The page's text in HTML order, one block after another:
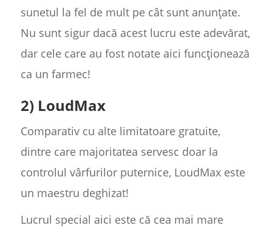
sunetul la fel de mult pe cât sunt anunțate.
Nu sunt sigur dacă acest lucru este adevărat,
dar cele care au fost notate aici funcționează
ca un farmec!
2) LoudMax
Comparativ cu alte limitatoare gratuite,
dintre care majoritatea servesc doar la
controlul vârfurilor puternice, LoudMax este
un maestru deghizat!
Lucrul special aici este că cea mai mare